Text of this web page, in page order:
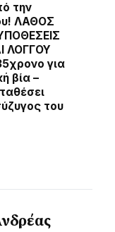
την
ΛΑΘΟΣ
ΛΟΓΓΟΥ
για
βία –
του